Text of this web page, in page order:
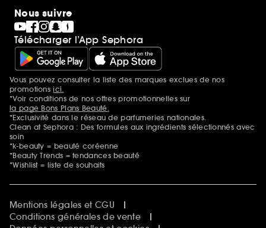
Nous suivre
Télécharger l’App Sephora
Mentions additionnelles
Vous pouvez consulter la liste des marques exclues de nos
promotionsici.
*Voir conditions de nos offres promotionnelles sur
la page Bons Plans Beauté.
*Exclusivité dans le réseau de parfumeries nationales.
Clean at Sephora : Des formules aux ingrédients sélectionnés avec
soin
*k-beauty = beauté coréenne
*Beauty Trends = tendances beauté
*Wishlist = liste de souhaits
Mentions légales et CGU
Conditions générales de vente